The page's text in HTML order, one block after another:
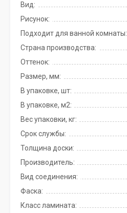
Вид:
Рисунок:
Подходит для ванной комнаты:
Страна производства:
Оттенок:
Размер, мм:
В упаковке, шт:
В упаковке, м2:
Вес упаковки, кг:
Срок службы:
Толщина доски:
Производитель:
Вид соединения:
Фаска:
Класс ламината: